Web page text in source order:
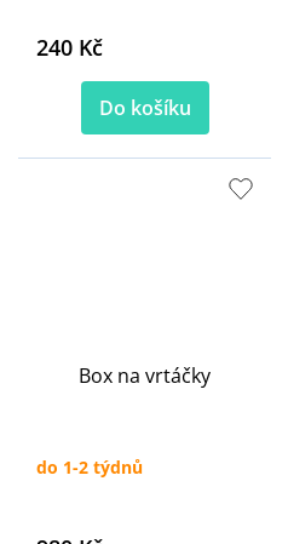
240 Kč
Do košíku
Box na vrtáčky
do 1-2 týdnů